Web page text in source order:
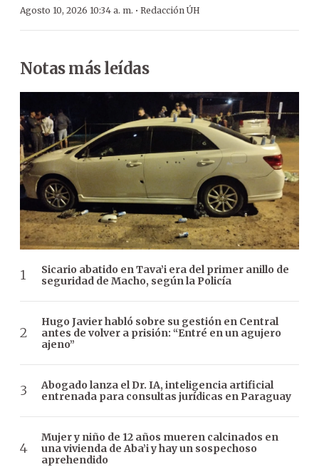
Agosto 10, 2026 10:34 a. m. · Redacción ÚH
Notas más leídas
Sicario abatido en Tava’i era del primer anillo de
seguridad de Macho, según la Policía
Hugo Javier habló sobre su gestión en Central
antes de volver a prisión: “Entré en un agujero
ajeno”
Abogado lanza el Dr. IA, inteligencia artificial
entrenada para consultas jurídicas en Paraguay
Mujer y niño de 12 años mueren calcinados en
una vivienda de Aba’i y hay un sospechoso
aprehendido